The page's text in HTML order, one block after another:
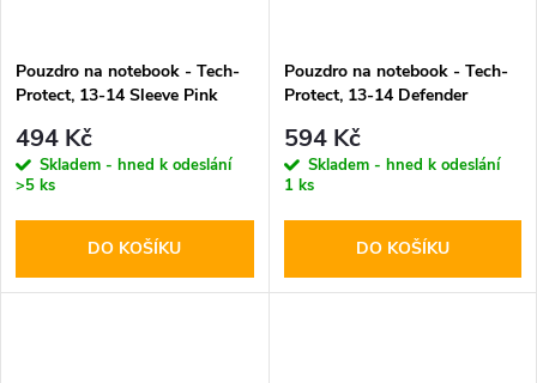
Pouzdro na notebook - Tech-
Protect, 13-14 Sleeve Pink
494 Kč
Skladem - hned k odeslání
>5 ks
DO KOŠÍKU
Pouzdro na notebook - Tech-
Protect, 13-14 Defender
594 Kč
Skladem - hned k odeslání
1 ks
DO KOŠÍKU